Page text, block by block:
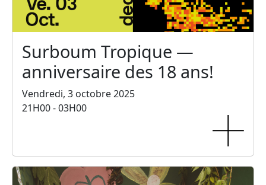
Surboum Tropique —
anniversaire des 18 ans!
Vendredi, 3 octobre 2025
21H00 - 03H00